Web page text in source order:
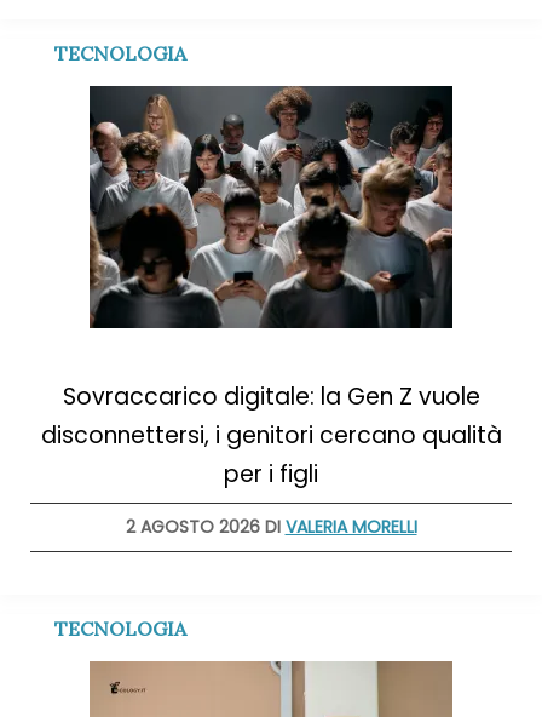
TECNOLOGIA
Sovraccarico digitale: la Gen Z vuole
disconnettersi, i genitori cercano qualità
per i figli
2 AGOSTO 2026 DI VALERIA MORELLI
TECNOLOGIA